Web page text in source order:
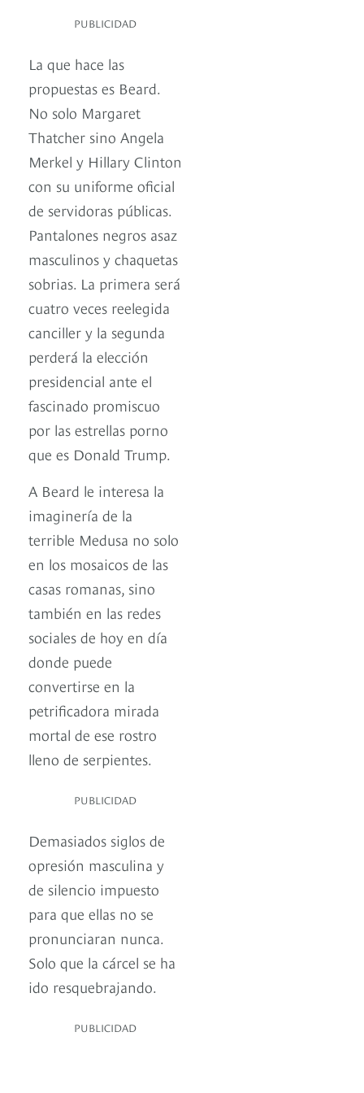
PUBLICIDAD
La que hace las
propuestas es Beard.
No solo Margaret
Thatcher sino Angela
Merkel y Hillary Clinton
con su uniforme oficial
de servidoras públicas.
Pantalones negros asaz
masculinos y chaquetas
sobrias. La primera será
cuatro veces reelegida
canciller y la segunda
perderá la elección
presidencial ante el
fascinado promiscuo
por las estrellas porno
que es Donald Trump.
A Beard le interesa la
imaginería de la
terrible Medusa no solo
en los mosaicos de las
casas romanas, sino
también en las redes
sociales de hoy en día
donde puede
convertirse en la
petrificadora mirada
mortal de ese rostro
lleno de serpientes.
PUBLICIDAD
Demasiados siglos de
opresión masculina y
de silencio impuesto
para que ellas no se
pronunciaran nunca.
Solo que la cárcel se ha
ido resquebrajando.
PUBLICIDAD